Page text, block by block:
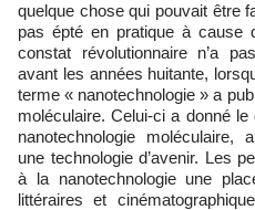
quelque chose qui pouvait être
pas épté en pratique à cause
constat révolutionnaire n’a
avant les années huitante,
terme « nanotechnologie » a
moléculaire. Celui-ci a donné
nanotechnologie moléculaire,
une technologie d’avenir. Les
à la nanotechnologie une
littéraires et